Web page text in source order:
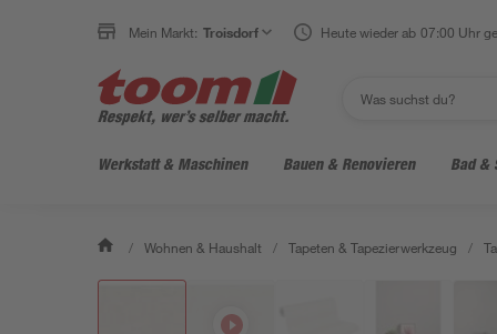
Mein Markt: Troisdorf Heute wieder ab 07:00 Uhr
Werkstatt & Maschinen Bauen & Renovieren Bad &
/ Wohnen & Haushalt / Tapeten & Tapezierwerkzeug /